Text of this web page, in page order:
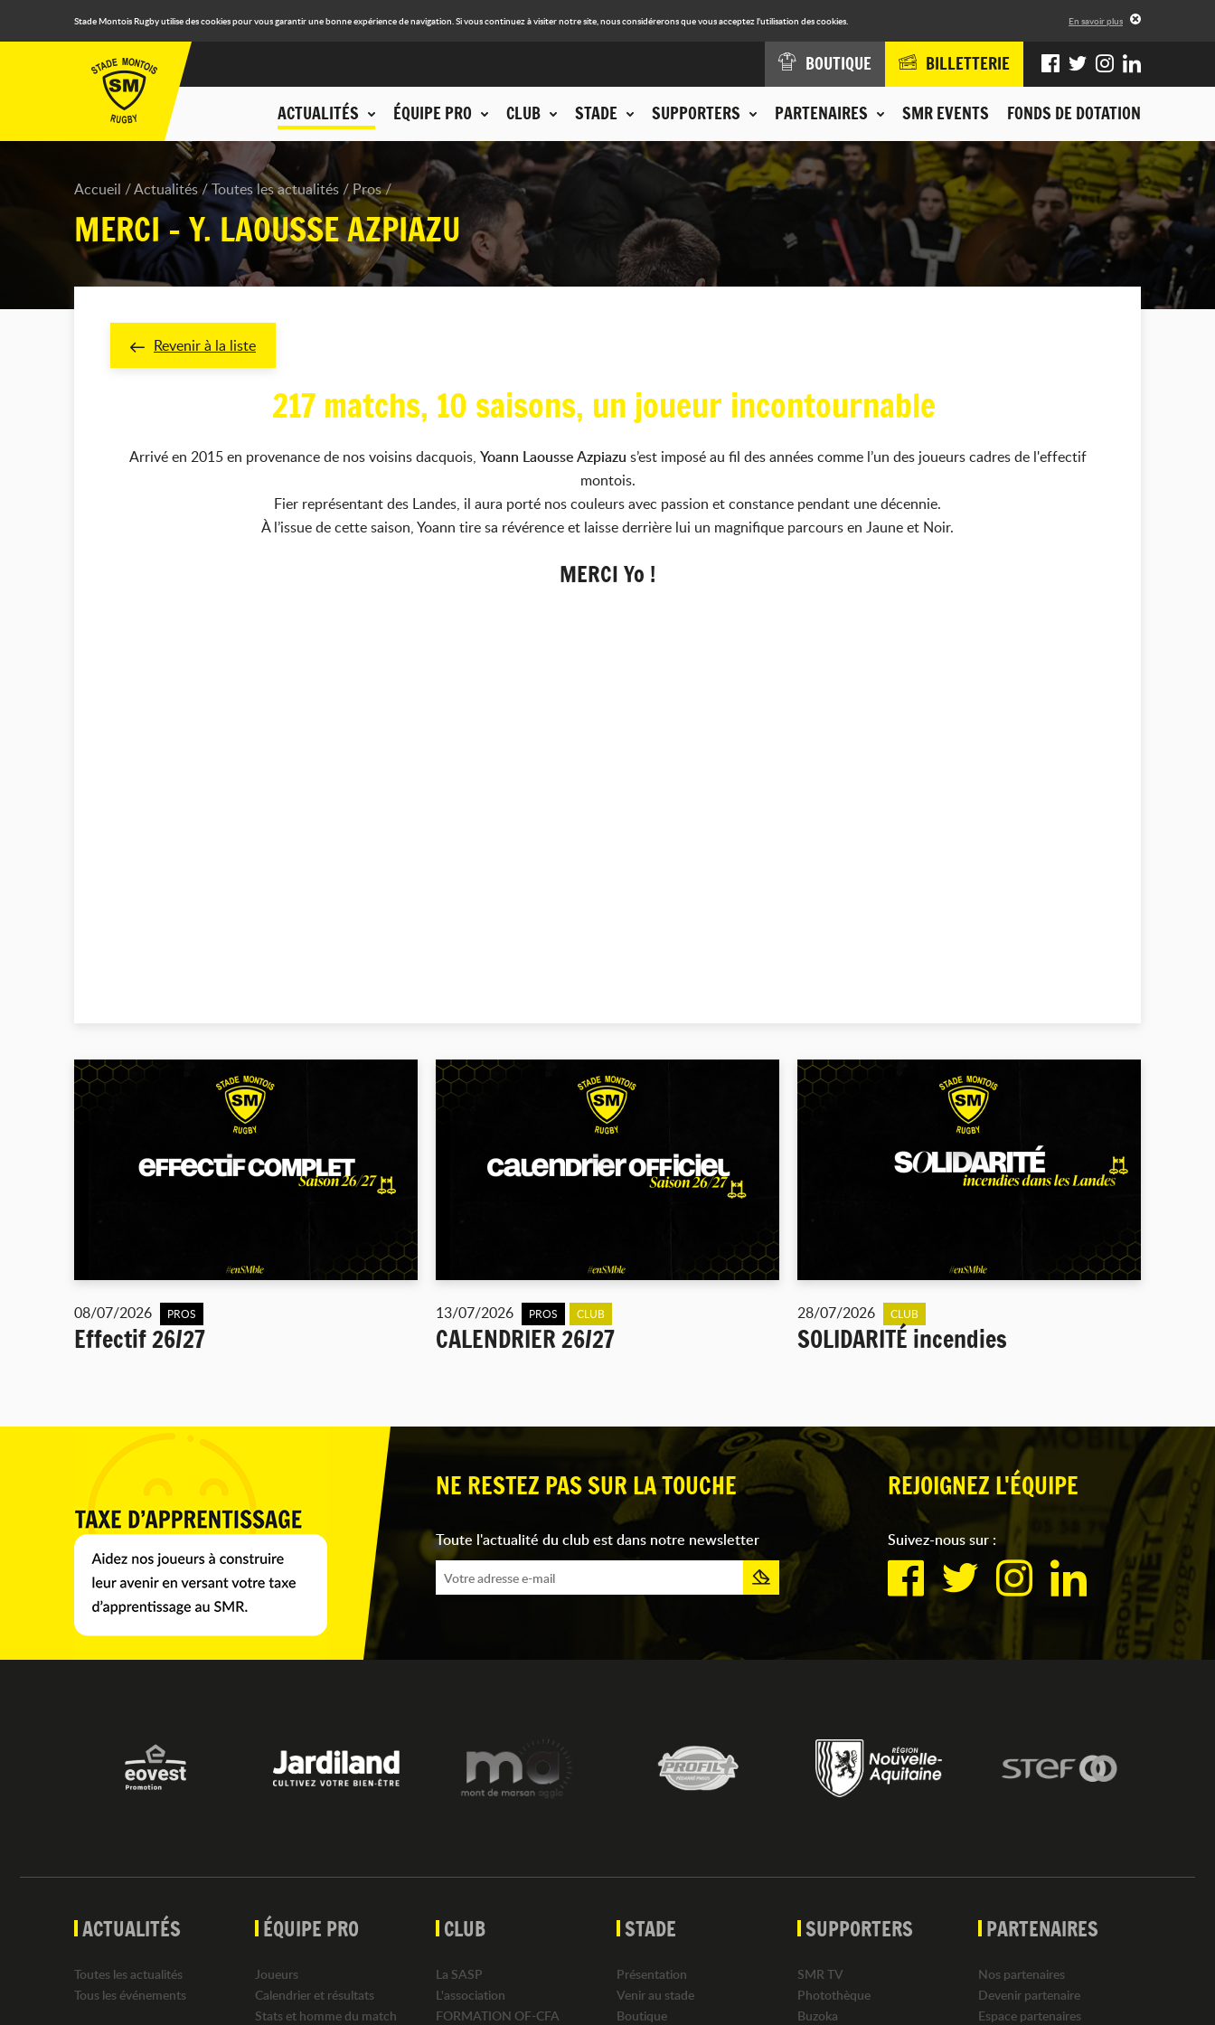
Stade Montois Rugby utilise des cookies pour vous garantir une bonne expérience de navigation. Si vous continuez à visiter notre site, nous considérerons que vous acceptez l'utilisation des cookies. En savoir plus
ACTUALITÉS ÉQUIPE PRO CLUB STADE SUPPORTERS PARTENAIRES SMR EVENTS FONDS DE DOTATION
BOUTIQUE BILLETTERIE
Accueil Actualités Toutes les actualités Pros
MERCI - Y. LAOUSSE AZPIAZU
Revenir à la liste
217 matchs, 10 saisons, un joueur incontournable
Arrivé en 2015 en provenance de nos voisins dacquois, Yoann Laousse Azpiazu s’est imposé au fil des années comme l’un des joueurs cadres de l'effectif
montois.
Fier représentant des Landes, il aura porté nos couleurs avec passion et constance pendant une décennie.
À l’issue de cette saison, Yoann tire sa révérence et laisse derrière lui un magnifique parcours en Jaune et Noir.
MERCI Yo !
08/07/2026 PROS
Effectif 26/27
13/07/2026 PROS CLUB
CALENDRIER 26/27
28/07/2026 CLUB
SOLIDARITÉ incendies
NE RESTEZ PAS SUR LA TOUCHE
Toute l'actualité du club est dans notre newsletter
REJOIGNEZ L'ÉQUIPE
Suivez-nous sur :
ACTUALITÉS
Toutes les actualités
Tous les événements
ÉQUIPE PRO
Joueurs
Calendrier et résultats
Stats et homme du match
CLUB
La SASP
L'association
FORMATION OF-CFA
STADE
Présentation
Venir au stade
Boutique
SUPPORTERS
SMR TV
Photothèque
Buzoka
PARTENAIRES
Nos partenaires
Devenir partenaire
Espace partenaires